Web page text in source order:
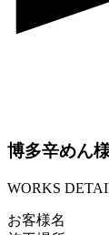
博多辛めん
WORKS
お客様名